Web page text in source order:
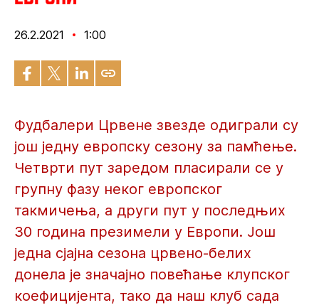
26.2.2021 1:00
Фудбалери Црвене звезде одиграли су
још једну европску сезону за памћење.
Четврти пут заредом пласирали се у
групну фазу неког европског
такмичења, а други пут у последњих
30 година презимели у Европи. Још
једна сјајна сезона црвено-белих
донела је значајно повећање клупског
коефицијента, тако да наш клуб сада